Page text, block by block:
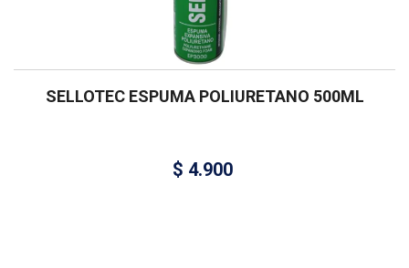
SELLOTEC ESPUMA POLIURETANO 500ML
$ 4.900